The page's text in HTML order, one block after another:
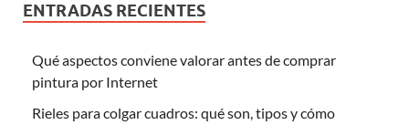
ENTRADAS RECIENTES
Qué aspectos conviene valorar antes de comprar
pintura por Internet
Rieles para colgar cuadros: qué son, tipos y cómo